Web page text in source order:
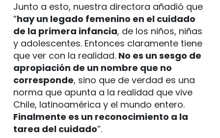
Junto a esto, nuestra directora añadió que
“hay un legado femenino en el cuidado
de la primera infancia, de los niños, niñas
y adolescentes. Entonces claramente tiene
que ver con la realidad. No es un sesgo de
apropiación de un nombre que no
corresponde, sino que de verdad es una
norma que apunta a la realidad que vive
Chile, latinoamérica y el mundo entero.
Finalmente es un reconocimiento a la
tarea del cuidado”.